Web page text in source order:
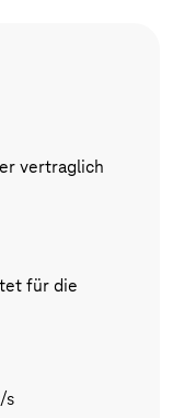
vertraglich
für die
s